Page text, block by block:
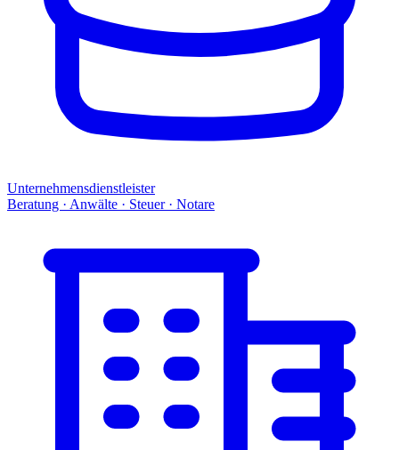
Unternehmensdienstleister
Beratung · Anwälte · Steuer · Notare